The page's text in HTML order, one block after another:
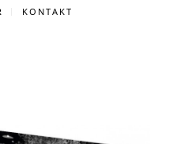
KONTAKT